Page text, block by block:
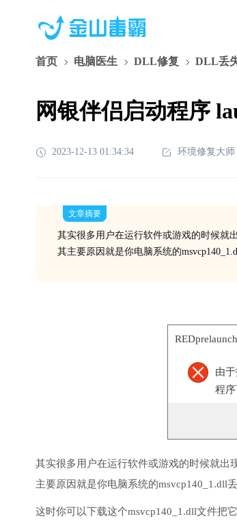
首页 电脑医生 DLL修复 DLL丢
网银伴侣启动程序
2023-12-13 01:34:34 环境修复大师
文章摘要
其实很多用户在运行软件或游戏的时候就
其主要原因就是你电脑系统的
由于
程序
其实很多用户在运行软件或游戏的时候就出
主要原因就是你电脑系统的msvcp140_1.dll
这时你可以下载这个msvcp140_1.dll文件把